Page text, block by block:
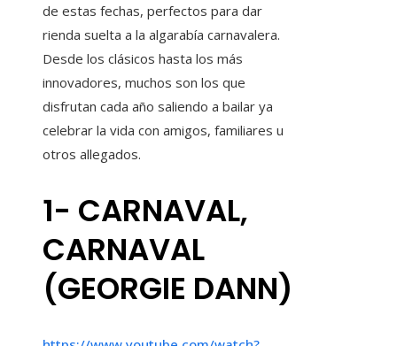
de estas fechas, perfectos para dar
rienda suelta a la algarabía carnavalera.
Desde los clásicos hasta los más
innovadores, muchos son los que
disfrutan cada año saliendo a bailar ya
celebrar la vida con amigos, familiares u
otros allegados.
1- CARNAVAL,
CARNAVAL
(GEORGIE DANN)